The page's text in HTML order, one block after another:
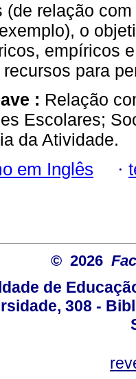
(de relação
o
empíricos
para
: Relação
Escolares;
da Atividade.
em Inglês ·
© 2026
de
308 -